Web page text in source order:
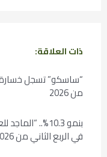
ذات العلاقة:
من 2026
في الربع الثاني من 2026